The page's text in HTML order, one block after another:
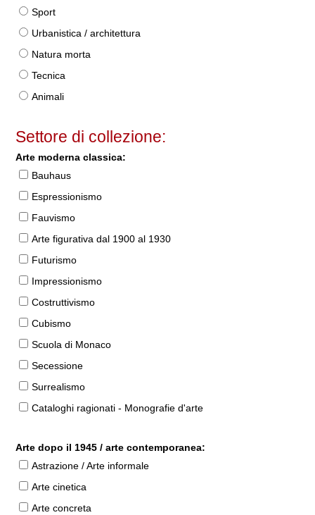
Sport
Urbanistica / architettura
Natura morta
Tecnica
Animali
Settore di collezione:
Arte moderna classica:
Bauhaus
Espressionismo
Fauvismo
Arte figurativa dal 1900 al 1930
Futurismo
Impressionismo
Costruttivismo
Cubismo
Scuola di Monaco
Secessione
Surrealismo
Cataloghi ragionati - Monografie d'arte
Arte dopo il 1945 / arte contemporanea:
Astrazione / Arte informale
Arte cinetica
Arte concreta